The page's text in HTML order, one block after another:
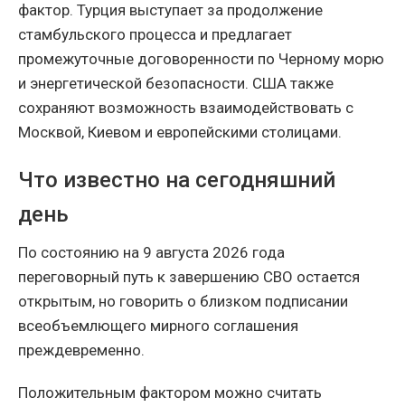
фактор. Турция выступает за продолжение
стамбульского процесса и предлагает
промежуточные договоренности по Черному морю
и энергетической безопасности. США также
сохраняют возможность взаимодействовать с
Москвой, Киевом и европейскими столицами.
Что известно на сегодняшний
день
По состоянию на 9 августа 2026 года
переговорный путь к завершению СВО остается
открытым, но говорить о близком подписании
всеобъемлющего мирного соглашения
преждевременно.
Положительным фактором можно считать